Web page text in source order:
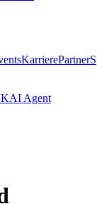
KarrierePartnerS
AI Agent